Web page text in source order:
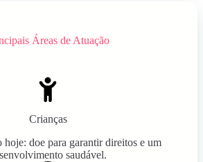
Áreas de Atuação
Crianças
hoje: doe para garantir direitos e um
saudável.